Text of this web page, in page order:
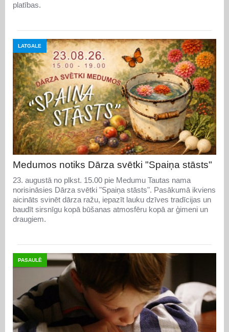
platības.
LATGALE
Medumos notiks Dārza svētki "Spaiņa stāsts"
23. augustā no plkst. 15.00 pie Medumu Tautas nama
norisināsies Dārza svētki "Spaiņa stāsts". Pasākumā ikviens
aicināts svinēt dārza ražu, iepazīt lauku dzīves tradīcijas un
baudīt sirsnīgu kopā būšanas atmosfēru kopā ar ģimeni un
draugiem.
PASAULĒ